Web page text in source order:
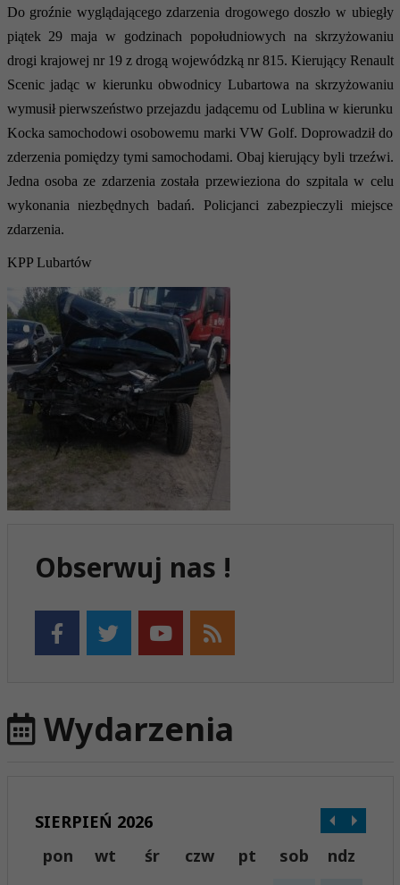
Do groźnie wyglądającego zdarzenia drogowego doszło w ubiegły
piątek 29 maja w godzinach popołudniowych na skrzyżowaniu
drogi krajowej nr 19 z drogą wojewódzką nr 815. Kierujący Renault
Scenic jadąc w kierunku obwodnicy Lubartowa na skrzyżowaniu
wymusił pierwszeństwo przejazdu jadącemu od Lublina w kierunku
Kocka samochodowi osobowemu marki VW Golf. Doprowadził do
zderzenia pomiędzy tymi samochodami. Obaj kierujący byli trzeźwi.
Jedna osoba ze zdarzenia została przewieziona do szpitala w celu
wykonania niezbędnych badań. Policjanci zabezpieczyli miejsce
zdarzenia.
KPP Lubartów
Obserwuj nas !
Wydarzenia
SIERPIEŃ 2026
pon
wt śr czw pt sob ndz